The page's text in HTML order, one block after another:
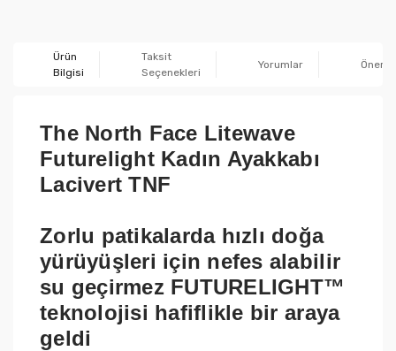
Ürün
Bilgisi
Taksit
Seçenekleri
Yorumlar
The North Face Litewave
Futurelight Kadın Ayakkabı
Lacivert TNF
Zorlu patikalarda hızlı doğa
yürüyüşleri için nefes alabilir
su geçirmez FUTURELIGHT™
teknolojisi hafiflikle bir araya
geldi